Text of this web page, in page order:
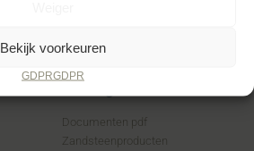
Bekijk voorkeuren
GDPRGDPR
Handige links
Documenten pdf
Zandsteenproducten